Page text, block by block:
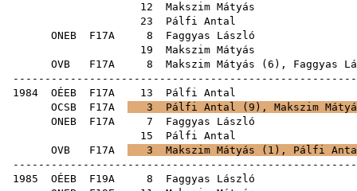
12
Makszim Mátyás
23
Pálfi Antal
ONEB F17A 8
Faggyas László
19
Makszim Mátyás
OVB F17A 8 Makszim Mátyás ( 6 ), Faggyas
1984 OÉEB F17A 13
Pálfi Antal
OCSB F17A 3 Pálfi Antal ( 9 ), Makszim
ONEB F17A 7
Faggyas László
15
Pálfi Antal
OVB F17A 3 Makszim Mátyás ( 1 ), Pálfi
1985 OÉEB F19A 8
Faggyas László